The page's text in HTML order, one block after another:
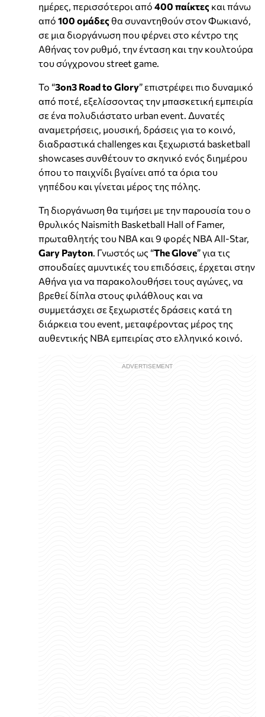
ημέρες, περισσότεροι από 400 παίκτες και πάνω
από 100 ομάδεςθα συναντηθούν στον Φωκιανό,
σε μια διοργάνωση που φέρνει στο κέντρο της
Αθήνας τον ρυθμό, την ένταση και την κουλτούρα
του σύγχρονου street game.
Το “3on3 Road to Glory” επιστρέφει πιο δυναμικό
από ποτέ, εξελίσσοντας την μπασκετική εμπειρία
σε ένα πολυδιάστατο urban event. Δυνατές
αναμετρήσεις, μουσική, δράσεις για το κοινό,
διαδραστικά challenges και ξεχωριστά basketball
showcases συνθέτουν το σκηνικό ενός διημέρου
όπου το παιχνίδι βγαίνει από τα όρια του
γηπέδου και γίνεται μέρος της πόλης.
Τη διοργάνωση θα τιμήσει με την παρουσία του ο
θρυλικός Naismith Basketball Hall of Famer,
πρωταθλητής του NBA και 9 φορές ΝΒΑ All-Star,
Gary Payton. Γνωστός ως “The Glove” για τις
σπουδαίες αμυντικές του επιδόσεις, έρχεται στην
Αθήνα για να παρακολουθήσει τους αγώνες, να
βρεθεί δίπλα στους φιλάθλους και να
συμμετάσχει σε ξεχωριστές δράσεις κατά τη
διάρκεια του event, μεταφέροντας μέρος της
αυθεντικής NBA εμπειρίας στο ελληνικό κοινό.